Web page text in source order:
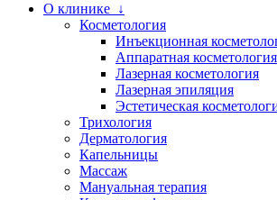
О клинике ↓
Косметология
Инъекционная
Аппаратная косметология
Лазерная косметология
Лазерная эпиляция
Эстетическая
Трихология
Дерматология
Капельницы
Массаж
Мануальная терапия